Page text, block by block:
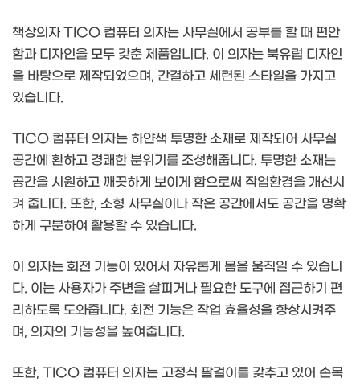
책상의자 TICO 컴퓨터 의자는 사무실에서 공부를 할 때 편안
함과 디자인을 모두 갖춘 제품입니다. 이 의자는 북유럽 디자인
을 바탕으로 제작되었으며, 간결하고 세련된 스타일을 가지고
있습니다.
TICO 컴퓨터 의자는 하얀색 투명한 소재로 제작되어 사무실
공간에 환하고 경쾌한 분위기를 조성해줍니다. 투명한 소재는
공간을 시원하고 깨끗하게 보이게 함으로써 작업환경을 개선시
켜 줍니다. 또한, 소형 사무실이나 작은 공간에서도 공간을 명확
하게 구분하여 활용할 수 있습니다.
이 의자는 회전 기능이 있어서 자유롭게 몸을 움직일 수 있습니
다. 이는 사용자가 주변을 살피거나 필요한 도구에 접근하기 편
리하도록 도와줍니다. 회전 기능은 작업 효율성을 향상시켜주
며, 의자의 기능성을 높여줍니다.
또한, TICO 컴퓨터 의자는 고정식 팔걸이를 갖추고 있어 손목